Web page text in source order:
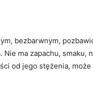
bezbarwnym,
ma zapachu, smaku,
od jego stężenia,